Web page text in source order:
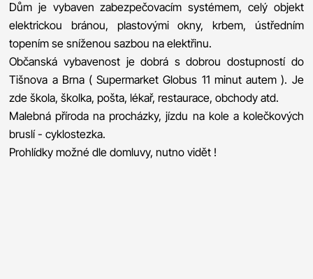
Dům je vybaven zabezpečovacím systémem, celý objekt
elektrickou bránou, plastovými okny, krbem, ústředním
topením se sníženou sazbou na elektřinu.
Občanská vybavenost je dobrá s dobrou dostupností do
Tišnova a Brna ( Supermarket Globus 11 minut autem ). Je
zde škola, školka, pošta, lékař, restaurace, obchody atd.
Malebná příroda na procházky, jízdu na kole a kolečkových
bruslí - cyklostezka.
Prohlídky možné dle domluvy, nutno vidět !